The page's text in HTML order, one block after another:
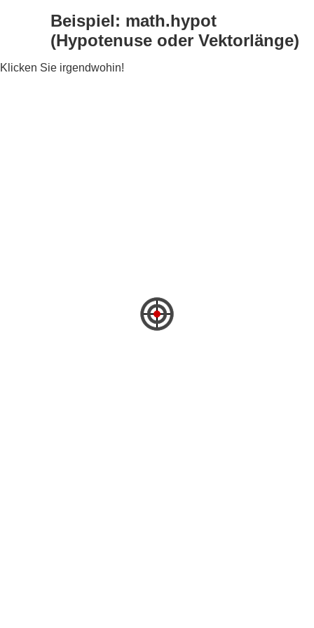
Beispiel: math.hypot
(Hypotenuse oder Vektorlänge)
Klicken Sie irgendwohin!